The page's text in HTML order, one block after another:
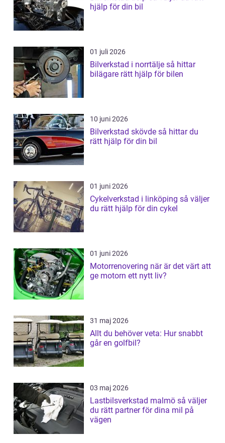
hjälp för din bil
01 juli 2026
Bilverkstad i norrtälje så hittar
bilägare rätt hjälp för bilen
10 juni 2026
Bilverkstad skövde så hittar du
rätt hjälp för din bil
01 juni 2026
Cykelverkstad i linköping så väljer
du rätt hjälp för din cykel
01 juni 2026
Motorrenovering när är det värt att
ge motorn ett nytt liv?
31 maj 2026
Allt du behöver veta: Hur snabbt
går en golfbil?
03 maj 2026
Lastbilsverkstad malmö så väljer
du rätt partner för dina mil på
vägen